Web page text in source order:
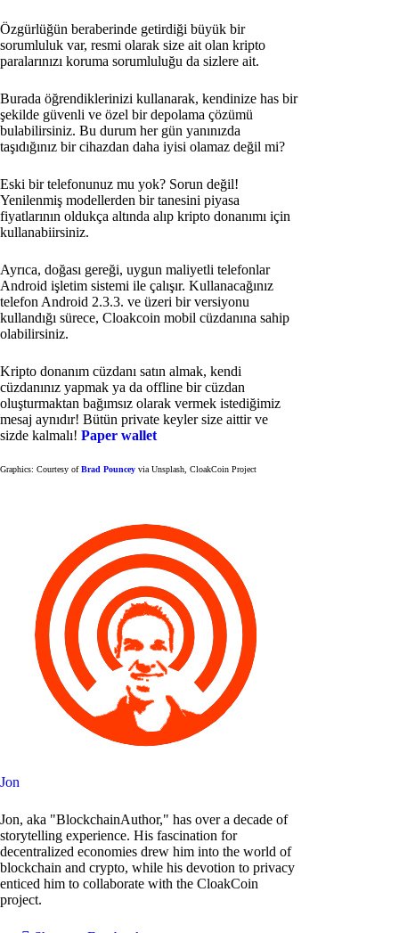
Özgürlüğün beraberinde getirdiği büyük bir
sorumluluk var, resmi olarak size ait olan kripto
paralarınızı koruma sorumluluğu da sizlere ait.
Burada öğrendiklerinizi kullanarak, kendinize has bir
şekilde güvenli ve özel bir depolama çözümü
bulabilirsiniz. Bu durum her gün yanınızda
taşıdığınız bir cihazdan daha iyisi olamaz değil mi?
Eski bir telefonunuz mu yok? Sorun değil!
Yenilenmiş modellerden bir tanesini piyasa
fiyatlarının oldukça altında alıp kripto donanımı için
kullanabiirsiniz.
Ayrıca, doğası gereği, uygun maliyetli telefonlar
Android işletim sistemi ile çalışır. Kullanacağınız
telefon Android 2.3.3. ve üzeri bir versiyonu
kullandığı sürece, Cloakcoin mobil cüzdanına sahip
olabilirsiniz.
Kripto donanım cüzdanı satın almak, kendi
cüzdanınız yapmak ya da offline bir cüzdan
oluşturmaktan bağımsız olarak vermek istediğimiz
mesaj aynıdır! Bütün private keyler size aittir ve
sizde kalmalı! Paper wallet
Graphics: Courtesy ofBrad Pouncey via Unsplash, CloakCoin Project
Jon
Jon, aka "BlockchainAuthor," has over a decade of
storytelling experience. His fascination for
decentralized economies drew him into the world of
blockchain and crypto, while his devotion to privacy
enticed him to collaborate with the CloakCoin
project.